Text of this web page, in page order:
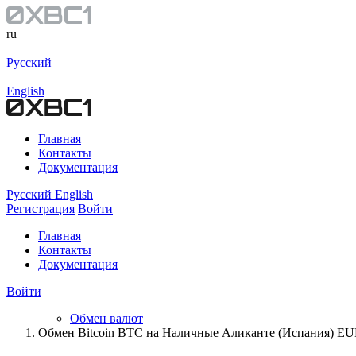
ru
Русский
English
Главная
Контакты
Документация
Русский English
Регистрация Войти
Главная
Контакты
Документация
Войти
Обмен валют
Обмен Bitcoin BTC на Наличные Аликанте (Испания)